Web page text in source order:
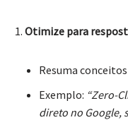
Otimize para
Resuma
Exemplo: “Zero-
direto no Google,